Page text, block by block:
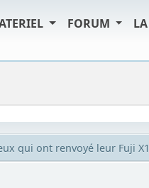
FORUM
qui ont renvoyé leur Fuji